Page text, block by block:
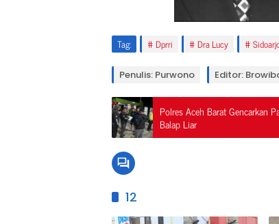
Tag: Dprri Dra Lucy
Penulis: Purwono Editor:
Polres Aceh Barat Gencarkan
Balap Liar
12